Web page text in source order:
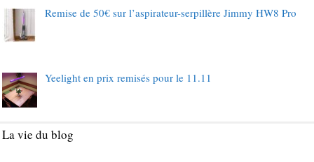
Remise de 50€ sur l’aspirateur-serpillère Jimmy HW8 Pro
Yeelight en prix remisés pour le 11.11
La vie du blog